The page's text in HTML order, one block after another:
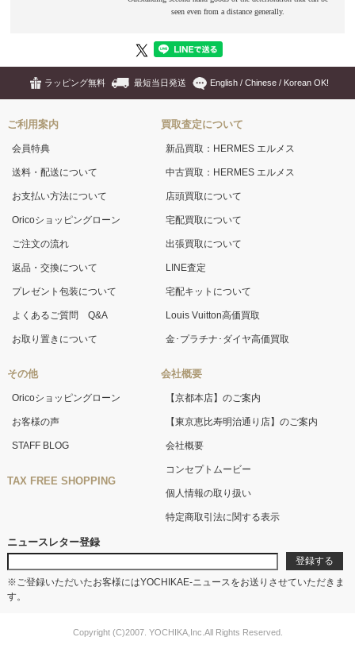
ラッピング無料 最短当日発送 English / Chinese / Korean OK!
ご利用案内
会員特典
送料・配送について
お支払い方法について
Oricoショッピングローン
ご注文の流れ
返品・交換について
プレゼント包装について
よくあるご質問 Q&A
お取り置きについて
その他
Oricoショッピングローン
お客様の声
STAFF BLOG
TAX FREE SHOPPING
買取査定について
新品買取：HERMES エルメス
中古買取：HERMES エルメス
店頭買取について
宅配買取について
出張買取について
LINE査定
宅配キットについて
Louis Vuitton高価買取
金･プラチナ･ダイヤ高価買取
会社概要
【京都本店】のご案内
【東京恵比寿明治通り店】のご案内
会社概要
コンセプトムービー
個人情報の取り扱い
特定商取引法に関する表示
ニュースレター登録
※ご登録いただいたお客様にはYOCHIKAE-ニュースをお送りさせていただきま
す。
Copyright (C)2007. YOCHIKA,Inc.All Rights Reserved.